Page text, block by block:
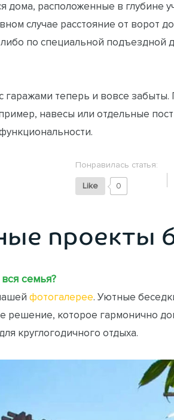
расположенные в глубине
случае расстояние от ворот
по специальной подъездной
гаражами теперь и вовсе забыты.
навесы или отдельные
Понравилась статья:
Like 0
проекты
семья?
фотогалерее. Уютные
решение, которое гармонично
круглогодичного отдыха.